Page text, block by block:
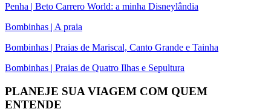
Penha | Beto Carrero World: a minha Disneylândia
Bombinhas | A praia
Bombinhas | Praias de Mariscal, Canto Grande e Tainha
Bombinhas | Praias de Quatro Ilhas e Sepultura
PLANEJE SUA VIAGEM COM QUEM
ENTENDE